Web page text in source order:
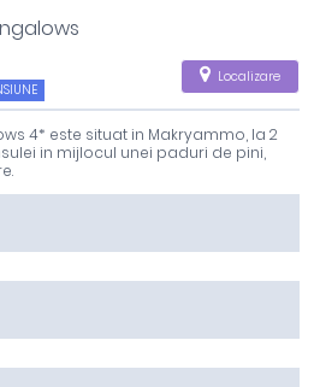
Localizare
4* este situat in Makryammo, la 2
in mijlocul unei paduri de pini,